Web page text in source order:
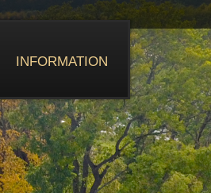
INFORMATION